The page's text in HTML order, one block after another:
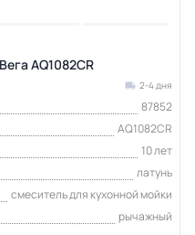
AQ1082CR
2-4 дня
87852
AQ1082CR
10 лет
латунь
смеситель для кухонной мойки
рычажный